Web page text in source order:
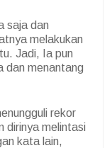
saja dan
melakukan
Jadi, Ia pun
dan menantang
rekor
dirinya melintasi
kata lain,